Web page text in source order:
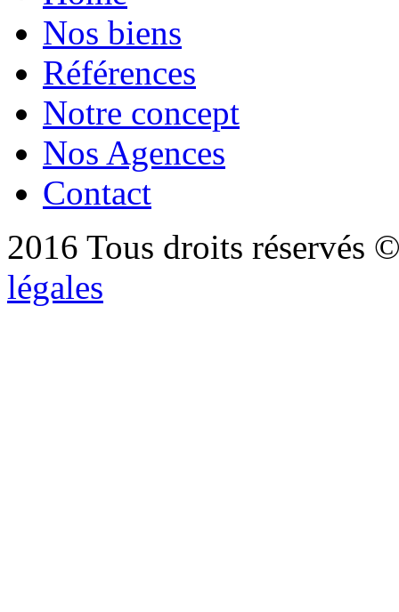
Nos biens
Références
Notre concept
Nos Agences
Contact
2016 Tous droits réservés
légales